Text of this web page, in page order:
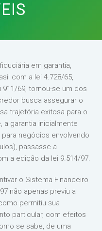
em garantia,
com a lei 4.728/65,
69, tornou-se um dos
busca assegurar o
trajetória exitosa para o
a garantia inicialmente
negócios envolvendo
passasse a
a edição da lei 9.514/97.
o Sistema Financeiro
não apenas previu a
permitiu sua
particular, com efeitos
se sabe, de uma